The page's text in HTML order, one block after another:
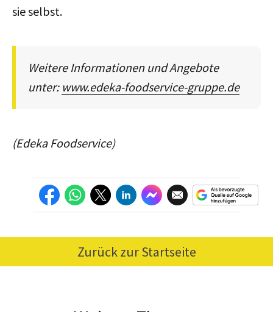
sie selbst.
Weitere Informationen und Angebote
unter: www.edeka-foodservice-gruppe.de
(Edeka Foodservice)
Zurück zur Startseite